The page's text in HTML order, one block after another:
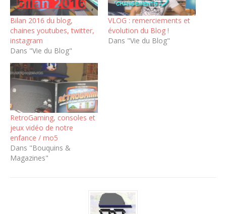
Bilan 2016 du blog,
chaines youtubes, twitter,
instagram
Dans "Vie du Blog"
VLOG : remerciements et
évolution du Blog !
Dans "Vie du Blog"
RetroGaming, consoles et
jeux vidéo de notre
enfance / mo5
Dans "Bouquins &
Magazines"